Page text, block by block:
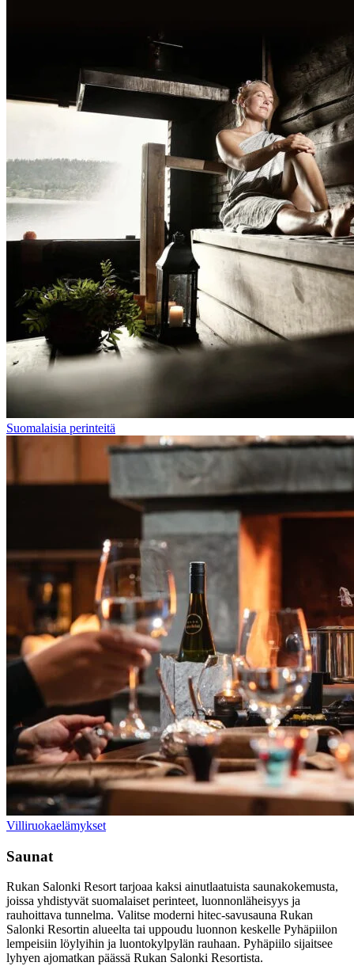
Suomalaisia perinteitä
Villiruokaelämykset
Saunat
Rukan Salonki Resort tarjoaa kaksi ainutlaatuista saunakokemusta,
joissa yhdistyvät suomalaiset perinteet, luonnonläheisyys ja
rauhoittava tunnelma. Valitse moderni hitec-savusauna Rukan
Salonki Resortin alueelta tai uppoudu luonnon keskelle Pyhäpiilon
lempeisiin löylyihin ja luontokylpylän rauhaan. Pyhäpiilo sijaitsee
lyhyen ajomatkan päässä Rukan Salonki Resortista.